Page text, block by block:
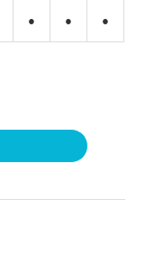
● ● ●